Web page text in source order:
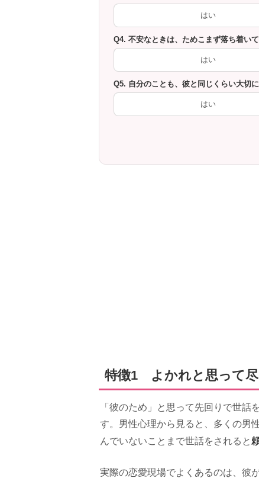
はい
Q4. 不安なときは、ためこまず落ち着い
はい
Q5. 自分のことも、彼と同じくらい大切
はい
特徴1 よかれと思って尽
「彼のため」と思って先回りで世話
す。男性心理から見ると、多くの男
んでいないことまで世話をされると
実際の恋愛現場でよくあるのは、彼